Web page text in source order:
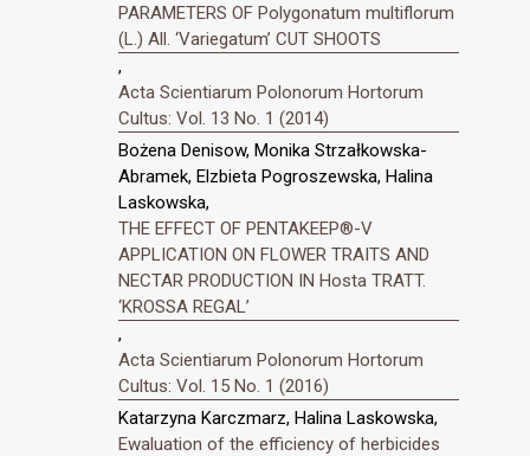
PARAMETERS OF Polygonatum multiflorum
(L.) All. ‘Variegatum’ CUT SHOOTS
,
Acta Scientiarum Polonorum Hortorum
Cultus: Vol. 13 No. 1 (2014)
Bożena Denisow, Monika Strzałkowska-
Abramek, Elzbieta Pogroszewska, Halina
Laskowska,
THE EFFECT OF PENTAKEEP®-V
APPLICATION ON FLOWER TRAITS AND
NECTAR PRODUCTION IN Hosta TRATT.
‘KROSSA REGAL’
,
Acta Scientiarum Polonorum Hortorum
Cultus: Vol. 15 No. 1 (2016)
Katarzyna Karczmarz, Halina Laskowska,
Ewaluation of the efficiency of herbicides